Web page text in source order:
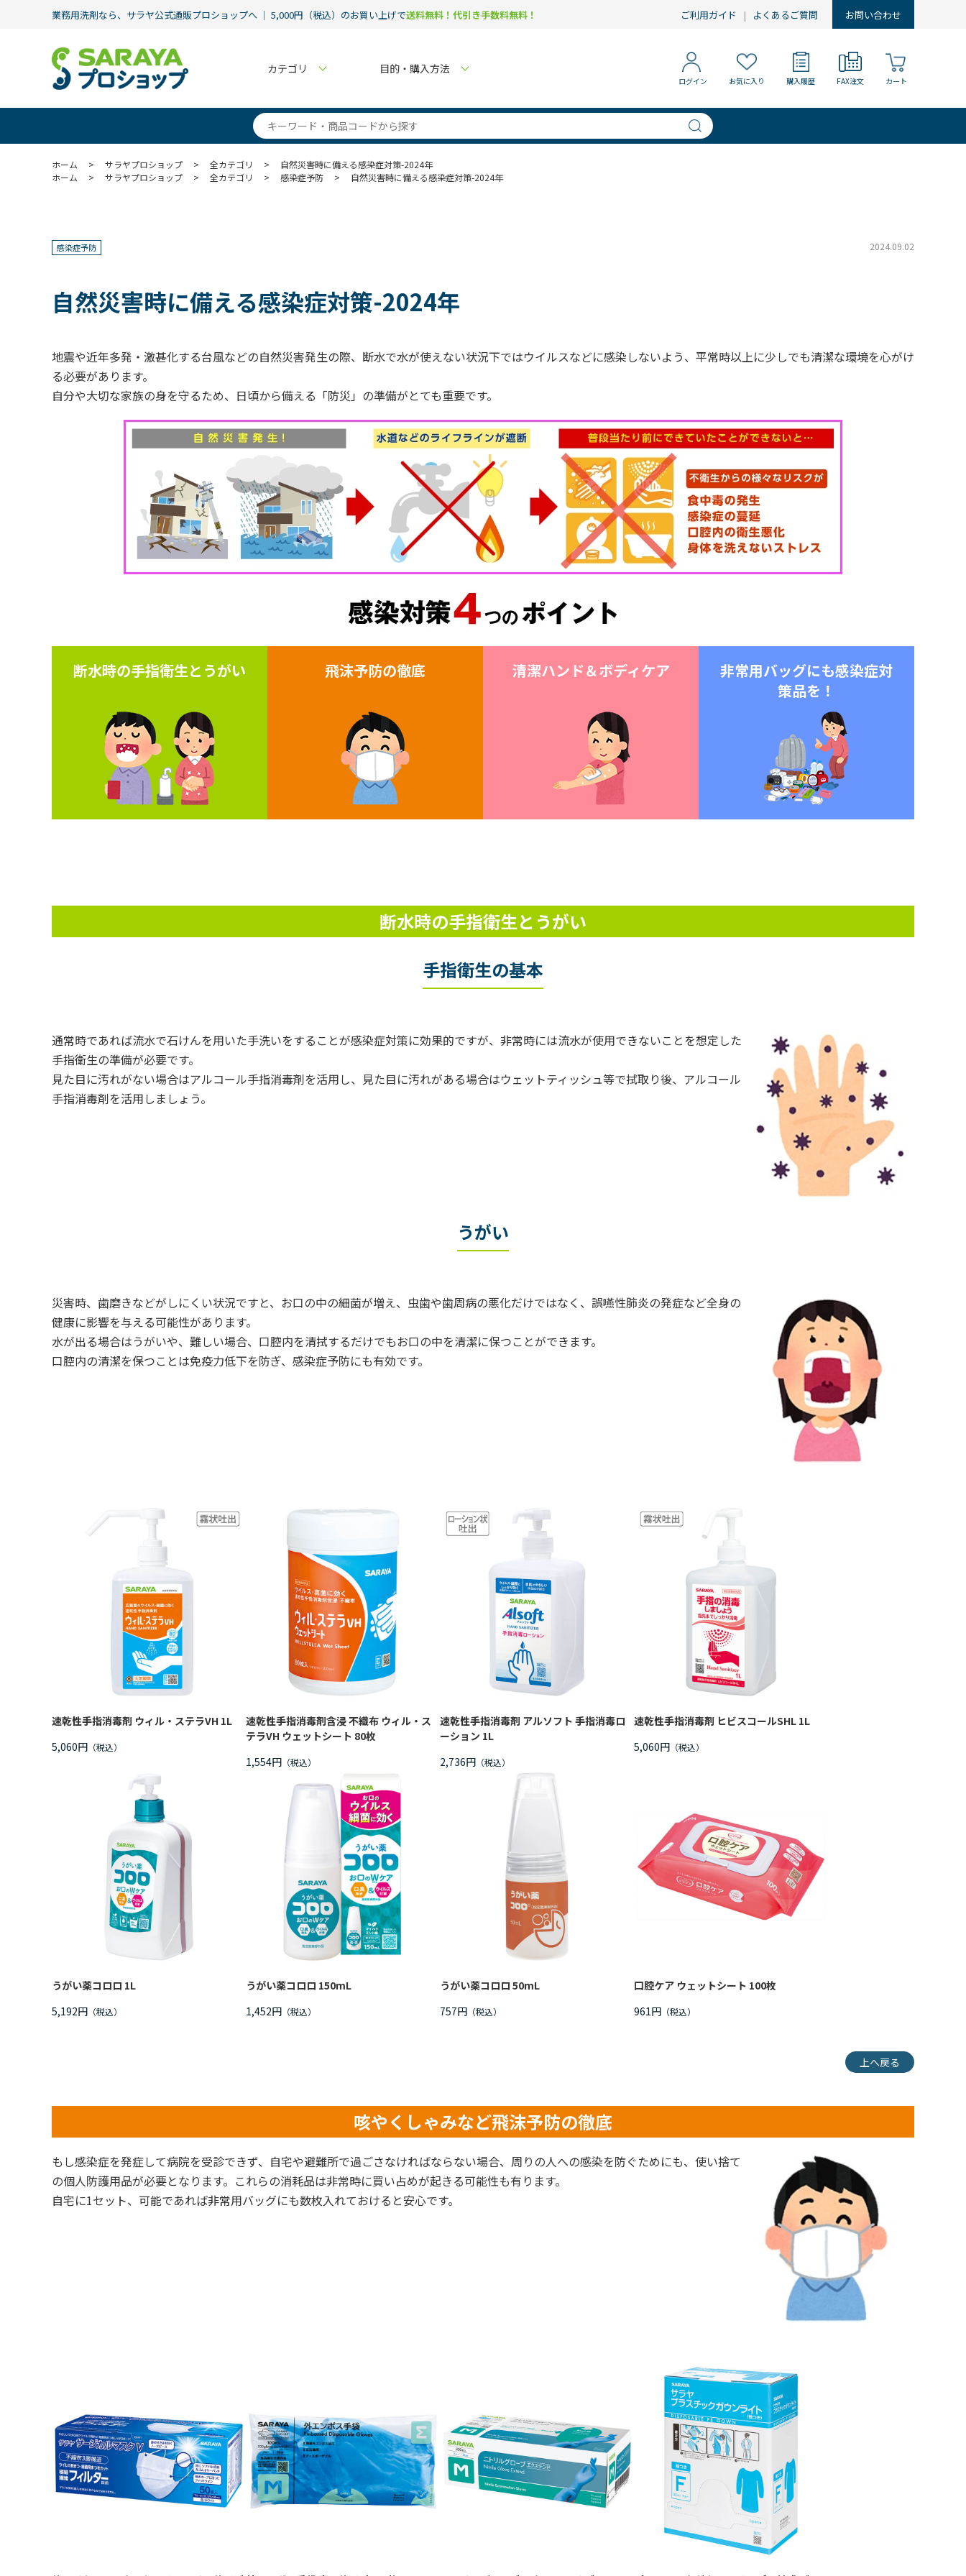
業務用洗剤なら、サラヤ公式通販プロショップへ ｜ 5,000円（税込）のお買い上げで送料無料！代引き手数料無料！ ご利用ガイド よくあるご質問 お問い合わせ
カテゴリ 目的・購入方法
ログイン お気に入り 購入履歴 FAX注文 カート
ホーム > サラヤプロショップ > 全カテゴリ >
自然災害時に備える感染症対策-2024年
ホーム
> サラヤプロショップ > 全カテゴリ > 感染症予防 > 自然災害時に備える感染症対策-2024年
感染症予防 2024.09.02
自然災害時に備える感染症対策-2024年
地震や近年多発・激甚化する台風などの自然災害発生の際、断水で水が使えない状況下ではウイルスなどに感染しないよう、平常時以上に少しでも清潔な環境を心がけ
る必要があります。
自分や大切な家族の身を守るため、日頃から備える「防災」の準備がとても重要です。
断水時の手指衛生とうがい 飛沫予防の徹底 清潔ハンド＆ボディケア
非常用バッグにも感染症対
策品を！
断水時の手指衛生とうがい
手指衛生の基本
通常時であれば流水で石けんを用いた手洗いをすることが感染症対策に効果的ですが、非常時には流水が使用できないことを想定した
手指衛生の準備が必要です。
見た目に汚れがない場合はアルコール手指消毒剤を活用し、見た目に汚れがある場合はウェットティッシュ等で拭取り後、アルコール
手指消毒剤を活用しましょう。
うがい
災害時、歯磨きなどがしにくい状況ですと、お口の中の細菌が増え、虫歯や歯周病の悪化だけではなく、誤嚥性肺炎の発症など全身の
健康に影響を与える可能性があります。
水が出る場合はうがいや、難しい場合、口腔内を清拭するだけでもお口の中を清潔に保つことができます。
口腔内の清潔を保つことは免疫力低下を防ぎ、感染症予防にも有効です。
速乾性手指消毒剤 ウィル・ステラVH 1L
5,060円
速乾性手指消毒剤含浸 不織布 ウィル・ス
テラVH ウェットシート 80枚
1,554円
速乾性手指消毒剤 アルソフト 手指消毒ロ
ーション 1L
2,736円
速乾性手指消毒剤 ヒビスコールSHL 1L
5,060円
うがい薬コロロ 1L
5,192円
うがい薬コロロ 150mL
1,452円
うがい薬コロロ 50mL
757円
口腔ケア ウェットシート 100枚
961円
上へ戻る
咳やくしゃみなど飛沫予防の徹底
もし感染症を発症して病院を受診できず、自宅や避難所で過ごさなければならない場合、周りの人への感染を防ぐためにも、使い捨て
の個人防護用品が必要となります。これらの消耗品は非常時に買い占めが起きる可能性も有ります。
自宅に1セット、可能であれば非常用バッグにも数枚入れておけると安心です。